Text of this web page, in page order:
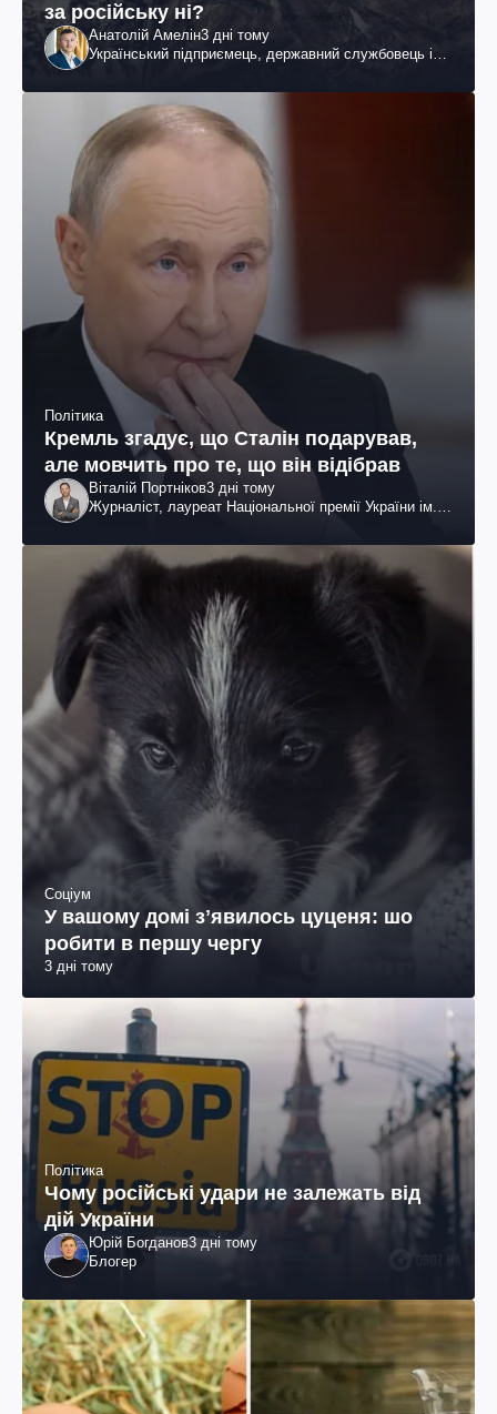
за російську ні?
Анатолій Амелін3 дні тому
Український підприємець, державний службовець і
Політика
Кремль згадує, що Сталін подарував,
але мовчить про те, що він відібрав
Віталій Портніков3 дні тому
Журналіст, лауреат Національної премії України ім.
Соціум
У вашому домі зʼявилось цуценя: шо
робити в першу чергу
3 дні тому
Політика
Чому російські удари не залежать від
дій України
Юрій Богданов3 дні тому
Блогер